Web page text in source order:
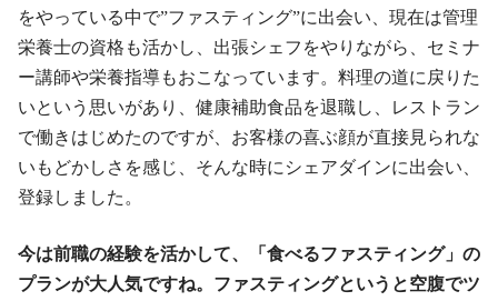
をやっている中で”ファスティング”に出会い、現在は管理
栄養士の資格も活かし、出張シェフをやりながら、セミナ
ー講師や栄養指導もおこなっています。料理の道に戻りた
いという思いがあり、健康補助食品を退職し、レストラン
で働きはじめたのですが、お客様の喜ぶ顔が直接見られな
いもどかしさを感じ、そんな時にシェアダインに出会い、
登録しました。
今は前職の経験を活かして、「食べるファスティング」の
プランが大人気ですね。ファスティングというと空腹でツ